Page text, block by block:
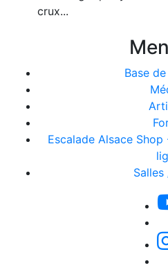
crux...
Base
Escalade Alsace